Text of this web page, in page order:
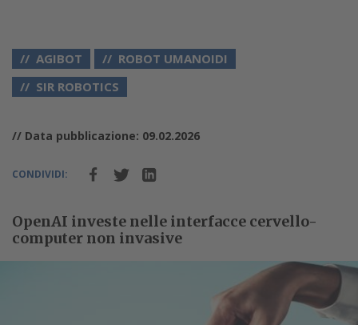
AGIBOT
ROBOT UMANOIDI
SIR ROBOTICS
// Data pubblicazione: 09.02.2026
CONDIVIDI:
OpenAI investe nelle interfacce cervello-
computer non invasive